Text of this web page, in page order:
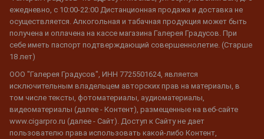
ежедневно, с 10:00-22:00 Дистанционная продажа и доставка не
осуществляется. Алкогольная и табачная продукция может быть
получена и оплачена на кассе магазина Галерея Градусов. При
себе иметь паспорт подтверждающий совершеннолетие. (Старше
18 лет)
ООО "Галерея Градусов", ИНН 7725501624, является
исключительным владельцем авторских прав на материалы, в
том числе тексты, фотоматериалы, аудиоматериалы,
видеоматериалы (далее - Контент), размещенные на веб-сайте
www.cigarpro.ru (далее - Сайт). Доступ к Сайту не дает
пользователю права использовать какой-либо Контент,